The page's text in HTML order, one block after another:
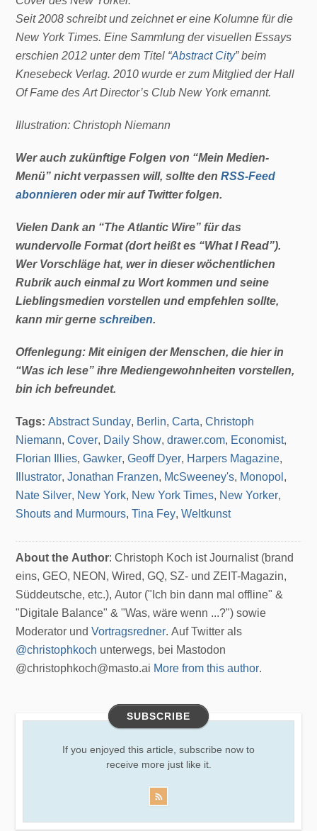
Seit 2008 schreibt und zeichnet er eine Kolumne für die
New York Times. Eine Sammlung der visuellen Essays
erschien 2012 unter dem Titel “Abstract City” beim
Knesebeck Verlag. 2010 wurde er zum Mitglied der Hall
Of Fame des Art Director’s Club New York ernannt.
Illustration: Christoph Niemann
Wer auch zukünftige Folgen von “Mein Medien-
Menü” nicht verpassen will, sollte denRSS-Feed
abonnieren oder mir auf Twitter folgen.
Vielen Dank an “The Atlantic Wire” für das
wundervolle Format (dort heißt es “What I Read”).
Wer Vorschläge hat, wer in dieser wöchentlichen
Rubrik auch einmal zu Wort kommen und seine
Lieblingsmedien vorstellen und empfehlen sollte,
kann mir gerneschreiben.
Offenlegung: Mit einigen der Menschen, die hier in
“Was ich lese” ihre Mediengewohnheiten vorstellen,
bin ich befreundet.
Tags:Abstract Sunday, Berlin,Carta,Christoph
Niemann,Cover, Daily Show,drawer.com, Economist,
Florian Illies,Gawker,Geoff Dyer, Harpers Magazine,
Illustrator,Jonathan Franzen, McSweeney's, Monopol ,
Nate Silver, New York, New York Times, New Yorker,
Shouts and Murmours,Tina Fey,Weltkunst
About the Author: Christoph Koch ist Journalist (brand
eins, GEO, NEON, Wired, GQ, SZ- und ZEIT-Magazin,
Süddeutsche, etc.), Autor ("Ich bin dann mal offline" &
"Digitale Balance" & "Was, wäre wenn ...?") sowie
Moderator undVortragsredner. Auf Twitter als
@christophkoch unterwegs, bei Mastodon
@christophkoch@masto.ai More from this author.
SUBSCRIBE
If you enjoyed this article, subscribe now to
receive more just like it.